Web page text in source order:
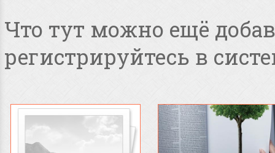
Что тут можно ещё
регистрируйтесь в